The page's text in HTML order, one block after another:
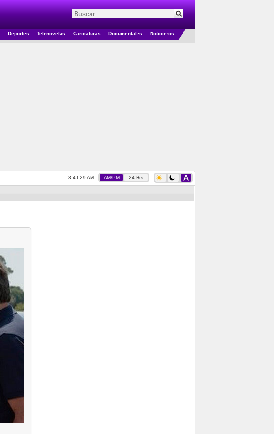
Deportes Telenovelas Caricaturas Documentales Noticieros
3:40:29 AM AM/PM 24 Hrs